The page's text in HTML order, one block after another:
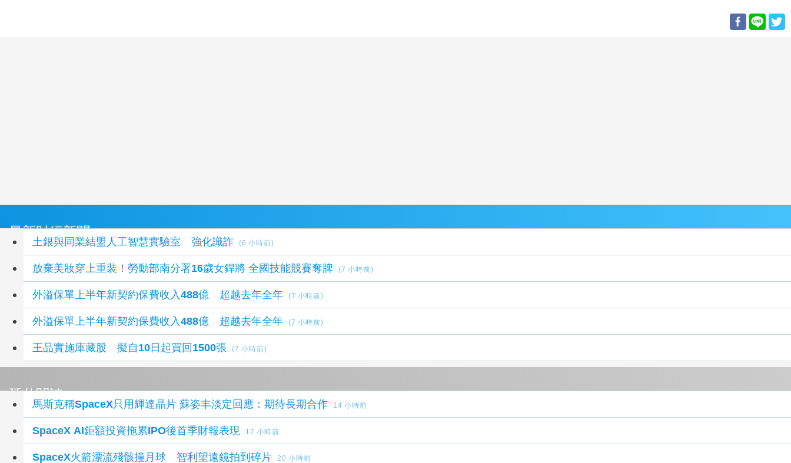
最新財經新聞
土銀與同業結盟人工智慧實驗室 強化識詐 (6 小時前)
放棄美妝穿上重裝！勞動部南分署16歲女銲將 全國技能競賽奪牌 (7 小時前)
外溢保單上半年新契約保費收入488億 超越去年全年 (7 小時前)
外溢保單上半年新契約保費收入488億 超越去年全年 (7 小時前)
王品實施庫藏股 擬自10日起買回1500張 (7 小時前)
延伸閱讀
馬斯克稱SpaceX只用輝達晶片 蘇姿丰淡定回應：期待長期合作 14 小時前
SpaceX AI鉅額投資拖累IPO後首季財報表現 17 小時前
SpaceX火箭漂流殘骸撞月球 智利望遠鏡拍到碎片 20 小時前